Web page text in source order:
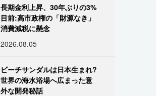
長期金利上昇、30年ぶりの3%
目前:高市政権の「財源なき」
消費減税に懸念
2026.08.05
ビーチサンダルは日本生まれ?
世界の海水浴場へ広まった意
外な開発秘話